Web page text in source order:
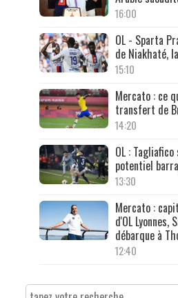
16:00
OL - Sparta
de Niakhaté,
15:10
Mercato : ce
transfert de
14:20
OL :
potentiel
13:30
Mercato :
d'OL Lyonnes,
débarque à
12:40